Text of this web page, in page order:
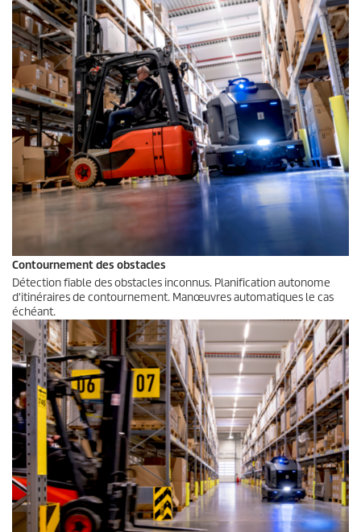
Contournement des obstacles
Détection fiable des obstacles inconnus. Planification autonome
d'itinéraires de contournement. Manœuvres automatiques le cas
échéant.